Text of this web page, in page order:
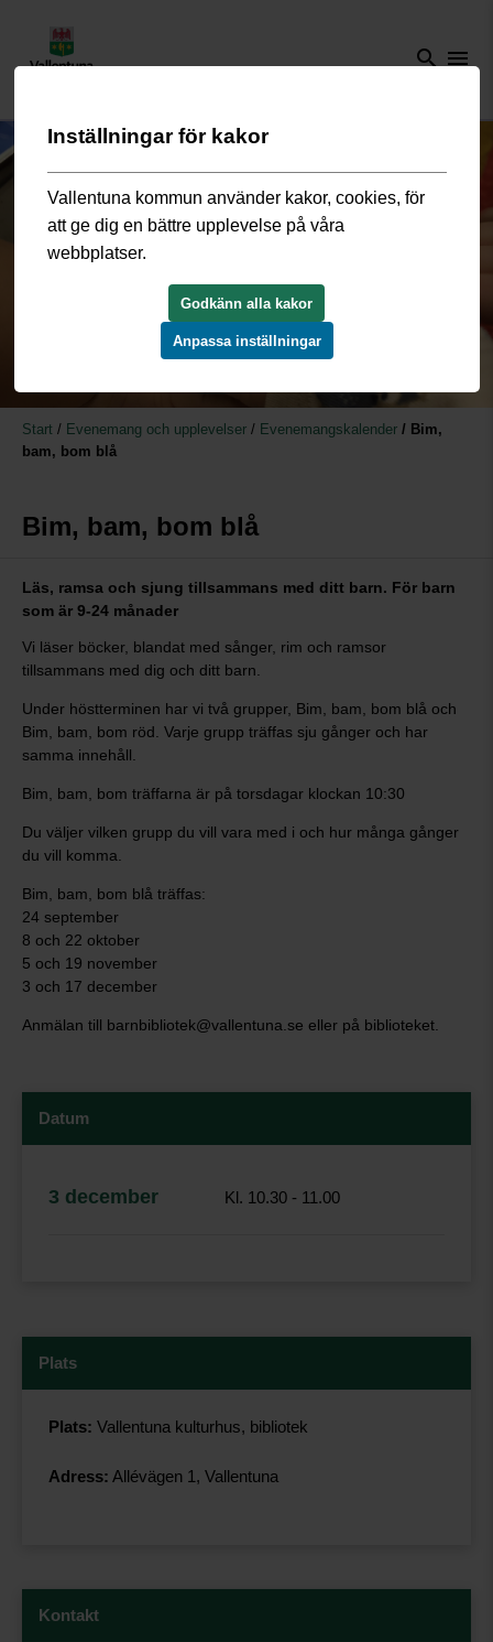
search menu
Start / Evenemang och upplevelser / Evenemangskalender / Bim,
bam, bom blå
Bim, bam, bom blå
Läs, ramsa och sjung tillsammans med ditt barn. För barn
som är 9-24 månader
Vi läser böcker, blandat med sånger, rim och ramsor
tillsammans med dig och ditt barn.
Under höstterminen har vi två grupper, Bim, bam, bom blå och
Bim, bam, bom röd. Varje grupp träffas sju gånger och har
samma innehåll.
Bim, bam, bom träffarna är på torsdagar klockan 10:30
Du väljer vilken grupp du vill vara med i och hur många gånger
du vill komma.
Bim, bam, bom blå träffas:
24 september
8 och 22 oktober
5 och 19 november
3 och 17 december
Anmälan till barnbibliotek@vallentuna.se eller på biblioteket.
Datum
3 december Kl. 10.30 - 11.00
Plats
Plats: Vallentuna kulturhus, bibliotek
Adress: Allévägen 1, Vallentuna
Kontakt
Inställningar för kakor
Vallentuna kommun använder kakor, cookies, för
att ge dig en bättre upplevelse på våra
webbplatser.
Godkänn alla kakor
Anpassa inställningar